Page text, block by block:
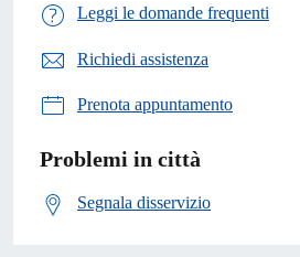
Leggi le domande frequenti
Richiedi assistenza
Prenota appuntamento
Problemi in città
Segnala disservizio